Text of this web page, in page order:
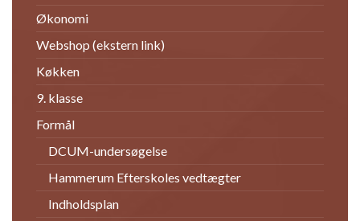
Økonomi
Webshop (ekstern link)
Køkken
9. klasse
Formål
DCUM-undersøgelse
Hammerum Efterskoles vedtægter
Indholdsplan